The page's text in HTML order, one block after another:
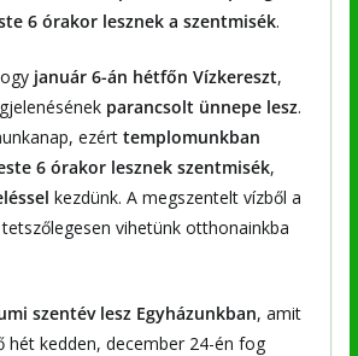
6 órakor lesznek a szentmisék.
január 6-án hétfőn Vízkereszt,
parancsolt ünnepe lesz.
ezért templomunkban
6 órakor lesznek szentmisék,
kezdünk. A megszentelt vízből a
vihetünk otthonainkba
szentév lesz Egyházunkban, amit
hét kedden, december 24-én fog